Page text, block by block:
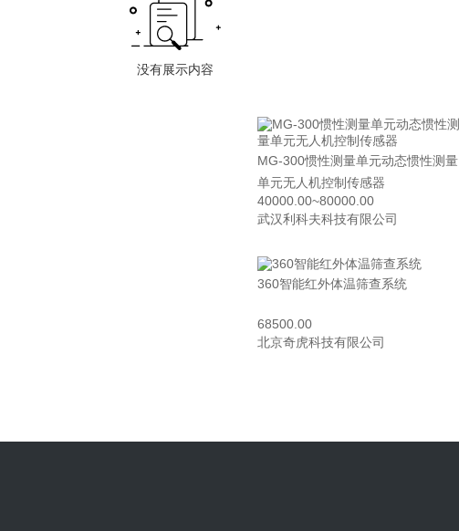
MG-300惯性测量单元动态惯性测量
单元无人机控制传感器
40000.00~80000.00
武汉利科夫科技有限公司
360智能红外体温筛查系统
68500.00
北京奇虎科技有限公司